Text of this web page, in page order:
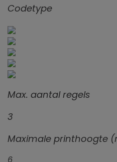
Codetype
Max. aantal regels
3
Maximale printhoogte